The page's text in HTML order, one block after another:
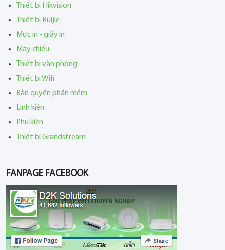
Thiết bị Hikvision
Thiết bị Ruijie
Mực in - giấy in
Máy chiếu
Thiết bị văn phòng
Thiết bị Wifi
Bản quyền phần mềm
Linh kiện
Phụ kiện
Thiết bị Grandstream
FANPAGE FACEBOOK